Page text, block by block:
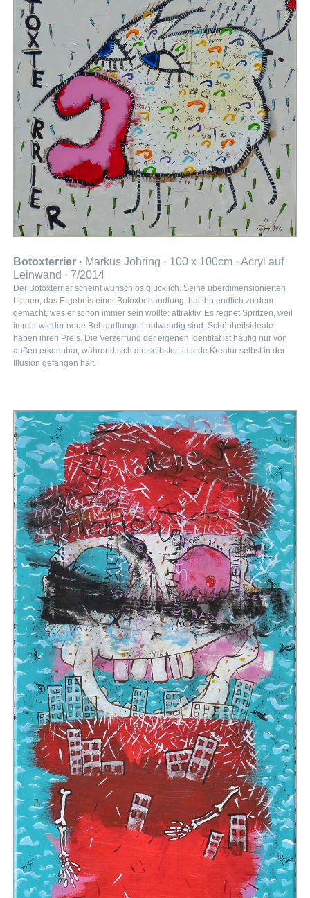
Botoxterrier · Markus Jöhring · 100 x 100cm · Acryl auf
Leinwand · 7/2014
Der Botoxterrier scheint wunschlos glücklich. Seine überdimensionierten
Lippen, das Ergebnis einer Botoxbehandlung, hat ihn endlich zu dem
gemacht, was er schon immer sein wollte: attraktiv. Es regnet Spritzen, weil
immer wieder neue Behandlungen notwendig sind. Schönheitsideale
haben ihren Preis. Die Verzerrung der eigenen Identität ist häufig nur von
außen erkennbar, während sich die selbstoptimierte Kreatur selbst in der
Illusion gefangen hält.